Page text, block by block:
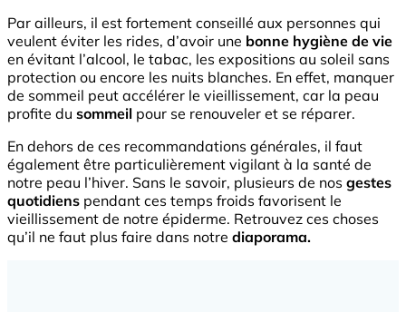
Par ailleurs, il est fortement conseillé aux personnes qui
veulent éviter les rides, d’avoir une bonne hygiène de vie
en évitant l’alcool, le tabac, les expositions au soleil sans
protection ou encore les nuits blanches. En effet, manquer
de sommeil peut accélérer le vieillissement, car la peau
profite du sommeil pour se renouveler et se réparer.
En dehors de ces recommandations générales, il faut
également être particulièrement vigilant à la santé de
notre peau l’hiver. Sans le savoir, plusieurs de nos gestes
quotidiens pendant ces temps froids favorisent le
vieillissement de notre épiderme. Retrouvez ces choses
qu’il ne faut plus faire dans notre diaporama.